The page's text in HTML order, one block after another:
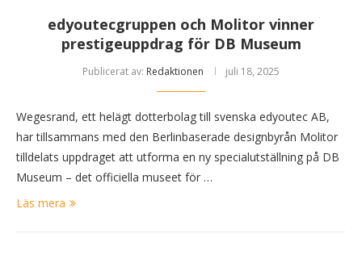
edyoutecgruppen och Molitor vinner
prestigeuppdrag för DB Museum
Publicerat av: Redaktionen juli 18, 2025
Wegesrand, ett helägt dotterbolag till svenska edyoutec AB,
har tillsammans med den Berlinbaserade designbyrån Molitor
tilldelats uppdraget att utforma en ny specialutställning på DB
Museum – det officiella museet för …
Läs mera